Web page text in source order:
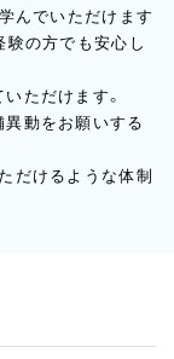
んでいただけます
験の方でも安心し
ただけます。
異動をお願いする
だけるような体制